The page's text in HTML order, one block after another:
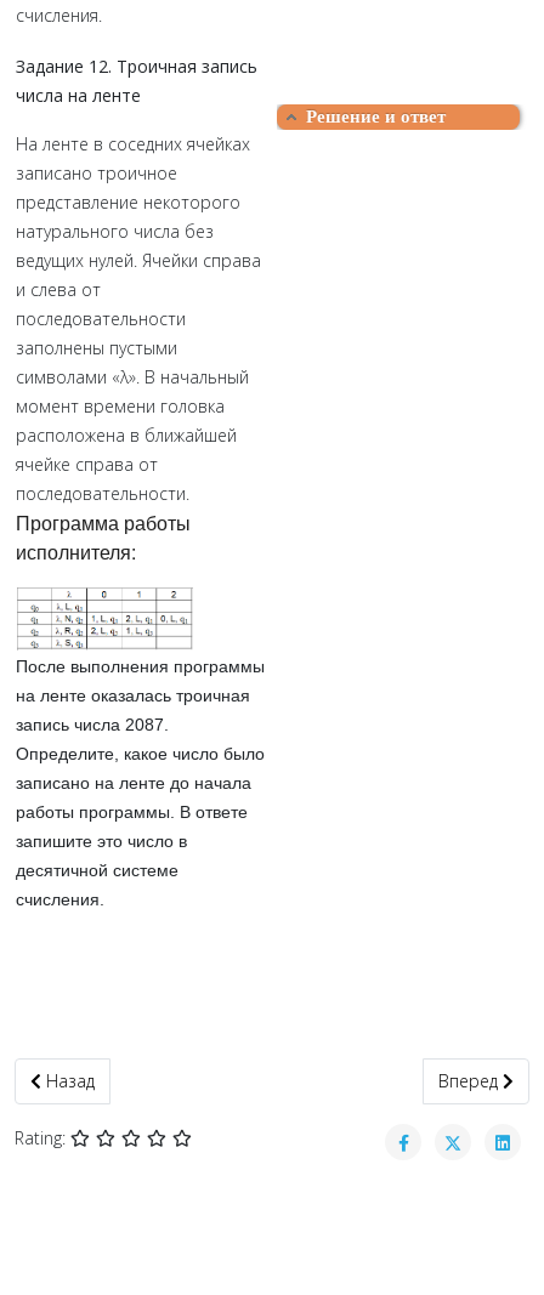
счисления.
Задание 12. Троичная запись
числа на ленте
На ленте в соседних ячейках
записано троичное
представление некоторого
натурального числа без
ведущих нулей. Ячейки справа
и слева от
последовательности
заполнены пустыми
символами «λ». В начальный
момент времени головка
расположена в ближайшей
ячейке справа от
последовательности.
Программа работы
исполнителя:
После выполнения программы
на ленте оказалась троичная
запись числа 2087
Определите, какое число было
записано на ленте до начала
работы программы. В ответе
запишите это число в
десятичной системе
счисления.
Решение и ответ
Предыдущий: Задание 05. Разные системы счисления
Назад Следующий:
Вперед
Rating: